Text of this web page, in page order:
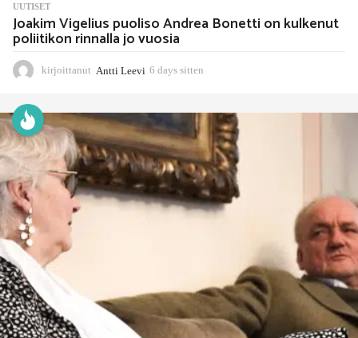
UUTISET
Joakim Vigelius puoliso Andrea Bonetti on kulkenut
poliitikon rinnalla jo vuosia
kirjoittanut Antti Leevi 6 days sitten
y
s
i
t
t
e